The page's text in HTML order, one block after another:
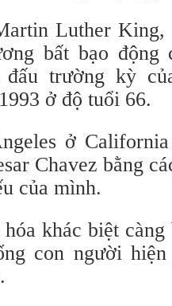
Luther King,
bất bạo động
đấu trường kỳ
ở độ tuổi 66.
ở
Chavez bằng
của mình.
khác biệt
con người